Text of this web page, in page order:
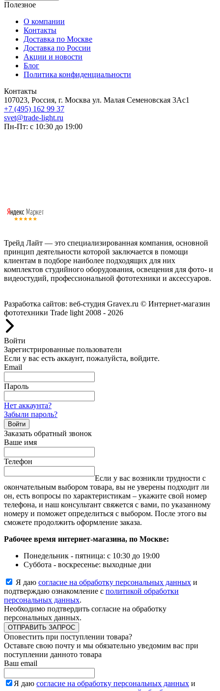
Полезное
О компании
Контакты
Доставка по Москве
Доставка по России
Акции и новости
Блог
Политика конфиденциальности
Контакты
107023, Россия, г. Москва ул. Малая Семеновская 3Ас1
+7 (495) 162 99 37
svet@trade-light.ru
Пн-Пт: с 10:30 до 19:00
Трейд Лайт — это специализированная компания, основной
принцип деятельности которой заключается в помощи
клиентам в подборе наиболее подходящих для них
комплектов студийного оборудования, освещения для фото- и
видеостудий, профессиональной фототехники и аксессуаров.
Разработка сайтов: веб-студия Gravex.ru © Интернет-магазин
фототехники Trade light 2008 - 2026
Войти
Зарегистрированные пользователи
Если у вас есть аккаунт, пожалуйста, войдите.
Email
Пароль
Нет аккаунта?
Забыли пароль?
Войти
Заказать обратный звонок
Ваше имя
Телефон
Если у вас возникли трудности с
окончательным выбором товара, вы не уверены подходит ли
он, есть вопросы по характеристикам – укажите свой номер
телефона, и наш консультант свяжется с вами, по указанному
номеру и поможет определиться с выбором. После этого вы
сможете продолжить оформление заказа.
Рабочее время интернет-магазина, по Москве:
Понедельник - пятница: с 10:30 до 19:00
Суббота - воскресенье: выходные дни
Я даю согласие на обработку персональных данных и
подтверждаю ознакомление с политикой обработки
персональных данных.
Необходимо подтвердить согласие на обработку
персональных данных.
ОТПРАВИТЬ ЗАПРОС
Оповестить при поступлении товара?
Оставьте свою почту и мы обязательно уведомим вас при
поступлении данното товара
Ваш email
Я даю согласие на обработку персональных данных и